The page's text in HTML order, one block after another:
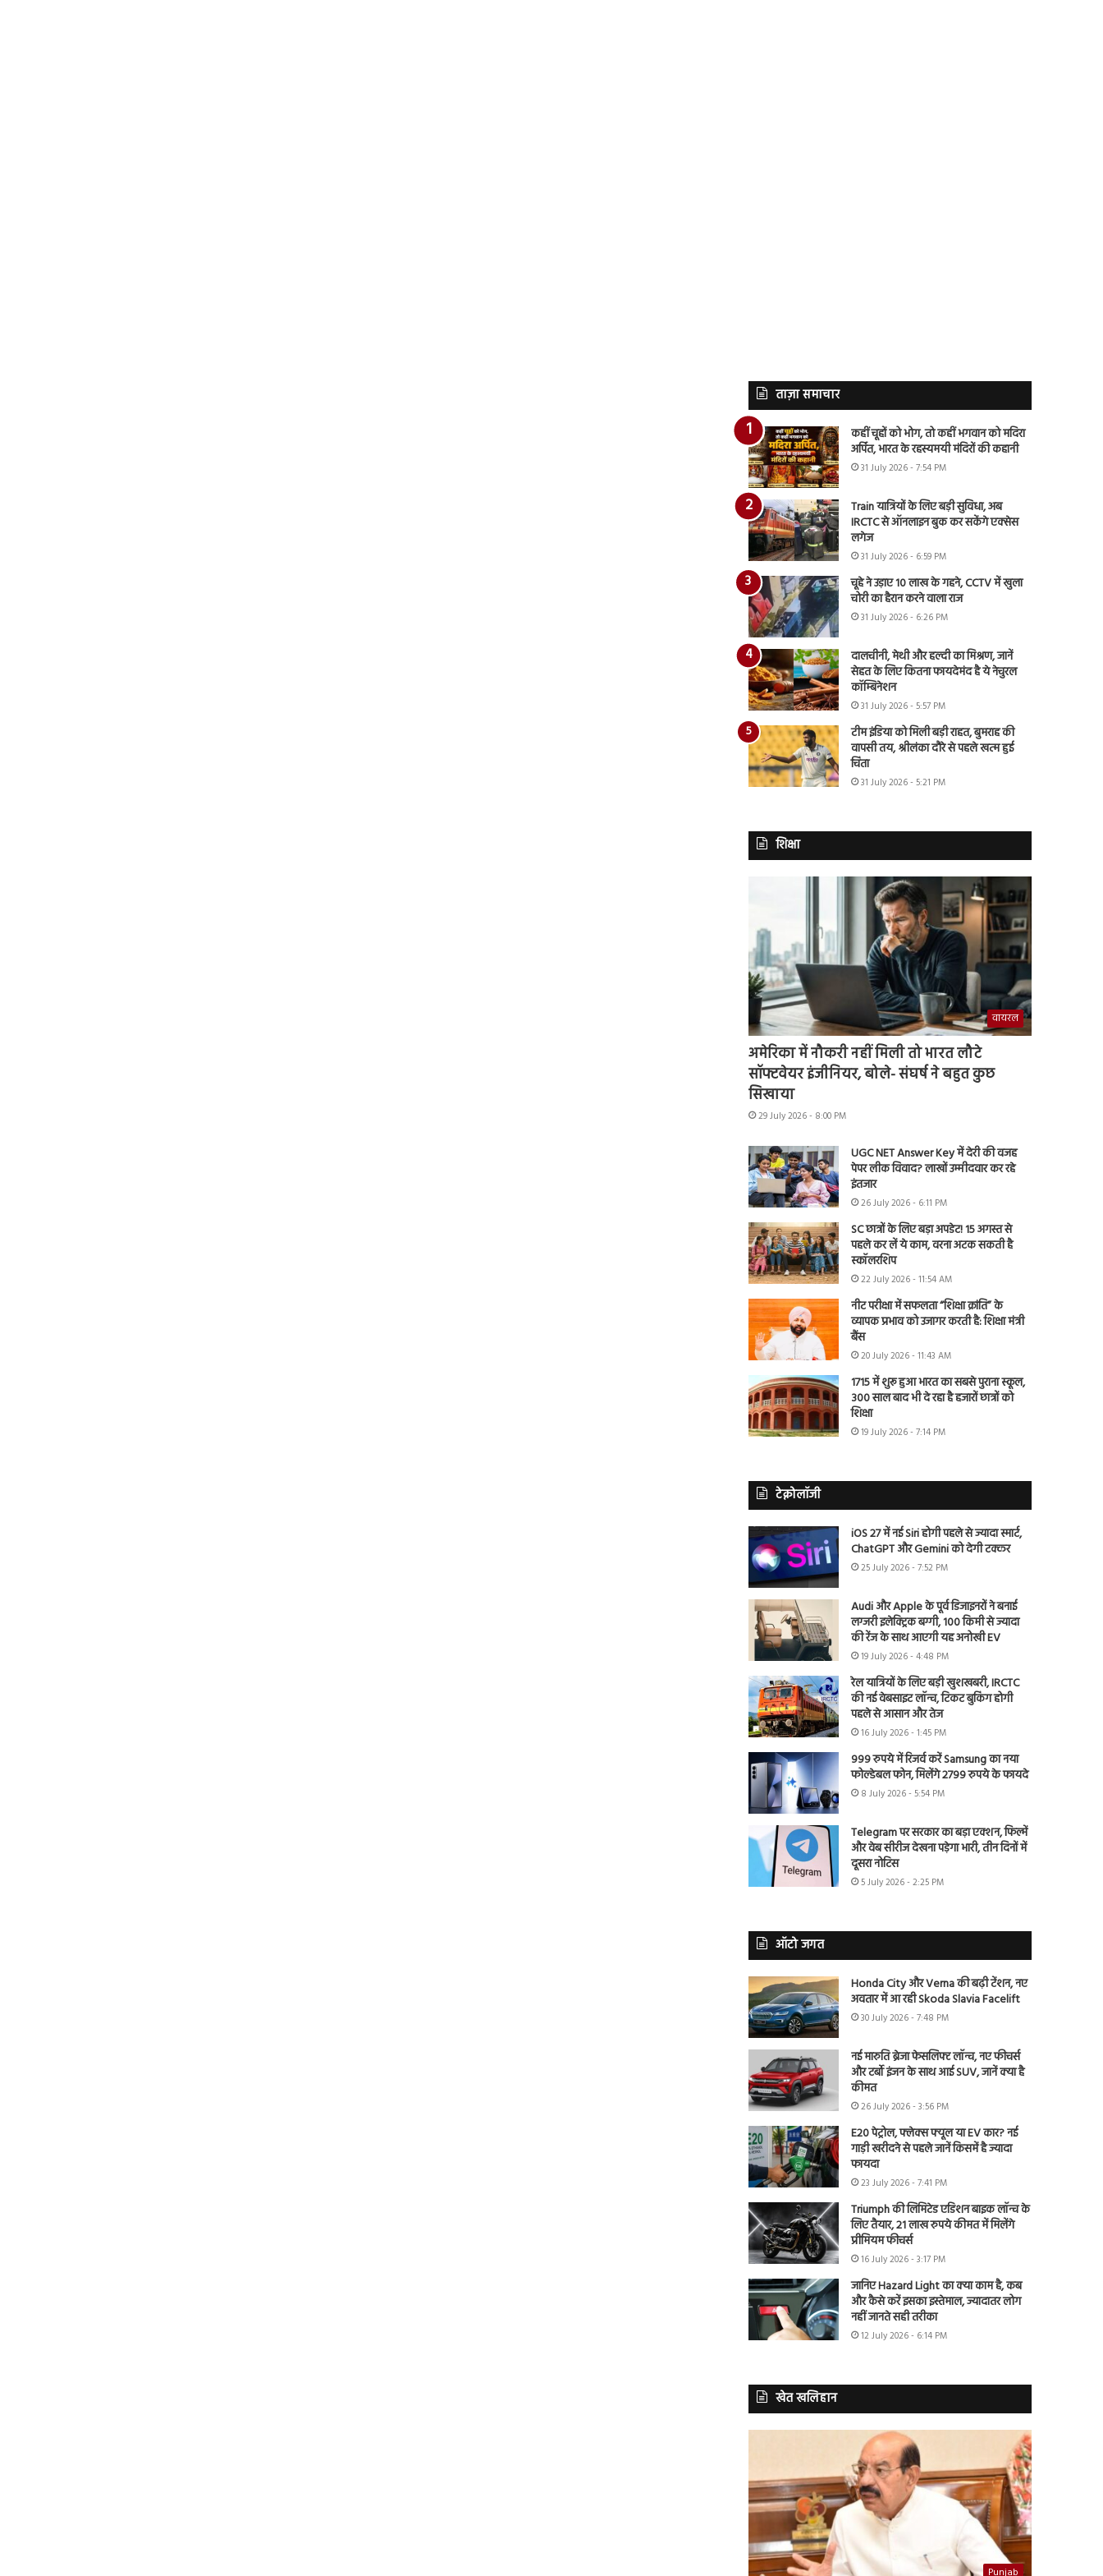
ताज़ा समाचार
कहीं चूहों को भोग, तो कहीं भगवान को मदिरा
अर्पित, भारत के रहस्यमयी मंदिरों की कहानी
31 July 2026 - 7:54 PM
Train यात्रियों के लिए बड़ी सुविधा, अब
IRCTC से ऑनलाइन बुक कर सकेंगे एक्सेस
लगेज
31 July 2026 - 6:59 PM
चूहे ने उड़ाए 10 लाख के गहने, CCTV में खुला
चोरी का हैरान करने वाला राज
31 July 2026 - 6:26 PM
दालचीनी, मेथी और हल्दी का मिश्रण, जानें
सेहत के लिए कितना फायदेमंद है ये नेचुरल
कॉम्बिनेशन
31 July 2026 - 5:57 PM
टीम इंडिया को मिली बड़ी राहत, बुमराह की
वापसी तय, श्रीलंका दौरे से पहले खत्म हुई
चिंता
31 July 2026 - 5:21 PM
शिक्षा
वायरल
अमेरिका में नौकरी नहीं मिली तो भारत लौटे
सॉफ्टवेयर इंजीनियर, बोले- संघर्ष ने बहुत कुछ
सिखाया
29 July 2026 - 8:00 PM
UGC NET Answer Key में देरी की वजह
पेपर लीक विवाद? लाखों उम्मीदवार कर रहे
इंतजार
26 July 2026 - 6:11 PM
SC छात्रों के लिए बड़ा अपडेट! 15 अगस्त से
पहले कर लें ये काम, वरना अटक सकती है
स्कॉलरशिप
22 July 2026 - 11:54 AM
नीट परीक्षा में सफलता “शिक्षा क्रांति” के
व्यापक प्रभाव को उजागर करती है: शिक्षा मंत्री
बैंस
20 July 2026 - 11:43 AM
1715 में शुरू हुआ भारत का सबसे पुराना स्कूल,
300 साल बाद भी दे रहा है हजारों छात्रों को
शिक्षा
19 July 2026 - 7:14 PM
टेक्नोलॉजी
iOS 27 में नई Siri होगी पहले से ज्यादा स्मार्ट,
ChatGPT और Gemini को देगी टक्कर
25 July 2026 - 7:52 PM
Audi और Apple के पूर्व डिजाइनरों ने बनाई
लग्जरी इलेक्ट्रिक बग्गी, 100 किमी से ज्यादा
की रेंज के साथ आएगी यह अनोखी EV
19 July 2026 - 4:48 PM
रेल यात्रियों के लिए बड़ी खुशखबरी, IRCTC
की नई वेबसाइट लॉन्च, टिकट बुकिंग होगी
पहले से आसान और तेज
16 July 2026 - 1:45 PM
999 रुपये में रिजर्व करें Samsung का नया
फोल्डेबल फोन, मिलेंगे 2799 रुपये के फायदे
8 July 2026 - 5:54 PM
Telegram पर सरकार का बड़ा एक्शन, फिल्में
और वेब सीरीज देखना पड़ेगा भारी, तीन दिनों में
दूसरा नोटिस
5 July 2026 - 2:25 PM
ऑटो जगत
Honda City और Verna की बढ़ी टेंशन, नए
अवतार में आ रही Skoda Slavia Facelift
30 July 2026 - 7:48 PM
नई मारुति ब्रेजा फेसलिफ्ट लॉन्च, नए फीचर्स
और टर्बो इंजन के साथ आई SUV, जानें क्या है
कीमत
26 July 2026 - 3:56 PM
E20 पेट्रोल, फ्लेक्स फ्यूल या EV कार? नई
गाड़ी खरीदने से पहले जानें किसमें है ज्यादा
फायदा
23 July 2026 - 7:41 PM
Triumph की लिमिटेड एडिशन बाइक लॉन्च के
लिए तैयार, 21 लाख रुपये कीमत में मिलेंगे
प्रीमियम फीचर्स
16 July 2026 - 3:17 PM
जानिए Hazard Light का क्या काम है, कब
और कैसे करें इसका इस्तेमाल, ज्यादातर लोग
नहीं जानते सही तरीका
12 July 2026 - 6:14 PM
खेत खलिहान
Punjab